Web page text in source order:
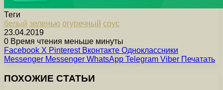
Теги
белый зеленью огуречный соус
23.04.2019
0 Время чтения меньше минуты
Facebook X Pinterest Вконтакте Одноклассники
Messenger Messenger WhatsApp Telegram Viber Печатать
ПОХОЖИЕ СТАТЬИ